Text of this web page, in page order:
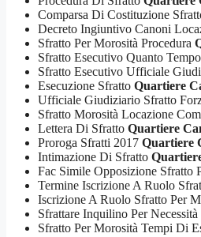
Comparsa Di Costituzione
Decreto Ingiuntivo Canoni
Sfratto Per Morosità Procedura
Sfratto Esecutivo Quanto
Sfratto Esecutivo Ufficiale
Esecuzione Sfratto Quartiere
Ufficiale Giudiziario Sfratto
Sfratto Morosità Locazione
Lettera Di Sfratto Quartiere
Proroga Sfratti 2017 Quartiere
Intimazione Di Sfratto
Fac Simile Opposizione Sfratto
Termine Iscrizione A Ruolo
Iscrizione A Ruolo Sfratto Per
Sfrattare Inquilino Per Necessità
Sfratto Per Morosità Tempi Di